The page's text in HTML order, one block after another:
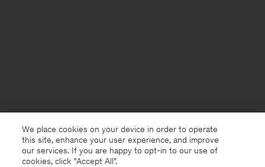
We place cookies on your device in order to operate
this site, enhance your user experience, and improve
our services. If you are happy to opt-in to our use of
cookies, click "Accept All”.